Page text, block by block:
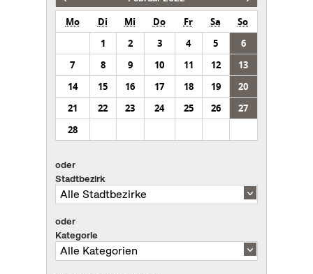
Mo Di Mi Do Fr Sa
So
1
2 3 4 5
6
7
8 9 10 11 12
13
14
15 16 17 18 19
20
21
22 23 24 25 26
27
28
oder
Stadtbezirk
oder
Kategorie